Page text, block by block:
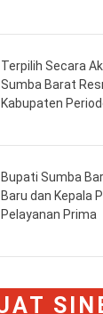
Terpilih Secara
Sumba Barat
Kabupaten
Bupati Sumba
Baru dan Kepala
Pelayanan Prima